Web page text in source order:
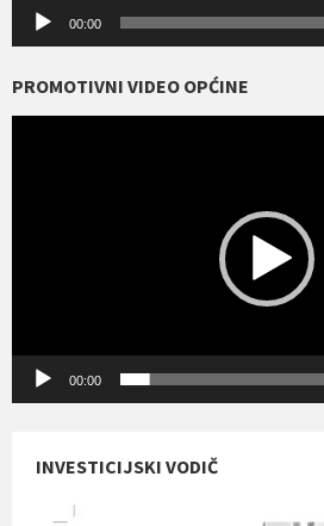
00:00
PROMOTIVNI VIDEO OPĆINE
00:00
INVESTICIJSKI VODIČ